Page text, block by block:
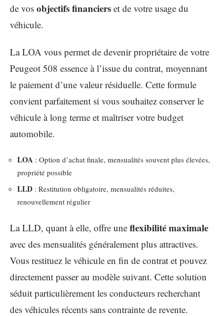
de vos objectifs financiers et de votre usage du
véhicule.
La LOA vous permet de devenir propriétaire de votre
Peugeot 508 essence à l’issue du contrat, moyennant
le paiement d’une valeur résiduelle. Cette formule
convient parfaitement si vous souhaitez conserver le
véhicule à long terme et maîtriser votre budget
automobile.
LOA : Option d’achat finale, mensualités souvent plus élevées,
propriété possible
LLD : Restitution obligatoire, mensualités réduites,
renouvellement régulier
La LLD, quant à elle, offre une flexibilité maximale
avec des mensualités généralement plus attractives.
Vous restituez le véhicule en fin de contrat et pouvez
directement passer au modèle suivant. Cette solution
séduit particulièrement les conducteurs recherchant
des véhicules récents sans contrainte de revente.